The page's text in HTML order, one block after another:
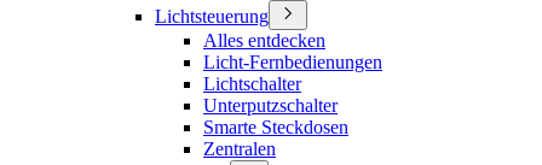
Lichtsteuerung
Alles entdecken
Licht-Fernbedienungen
Lichtschalter
Unterputzschalter
Smarte Steckdosen
Zentralen